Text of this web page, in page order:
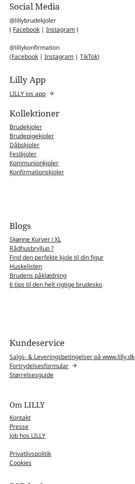
Social Media
@lillybrudekjoler
( Facebook |Instagram)
@lillykonfirmation
(Facebook |Instagram |TikTok)
Lilly App
LILLY ios app
Kollektioner
Brudekjoler
Brudepigekjoler
Dåbskjoler
Festkjoler
Kommunionkjoler
Konfirmationskjoler
Blogs
Skønne Kurver i XL
Rådhusbryllup ?
Find den perfekte kjole til din figur
Huskelisten
Brudens påklædning
6 tips til den helt rigtige brudesko
Kundeservice
Salgs- & Leveringsbetingelser på www.lilly.dk
Fortrydelsesformular
Størrelsesguide
Om LILLY
Kontakt
Presse
Job hos LILLY
Privatlivspolitik
Cookies